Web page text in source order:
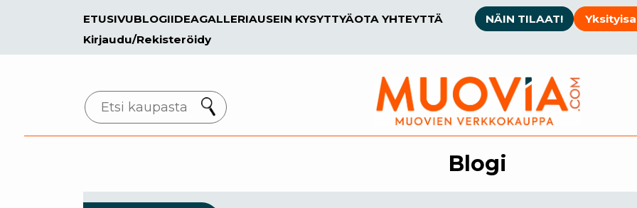
ETUSIVUBLOGIIDEAGALLERIAUSEIN KYSYTTYÄOTA YHTEYTTÄ NÄIN TILAAT!
Kirjaudu/Rekisteröidy
Search
Blogi